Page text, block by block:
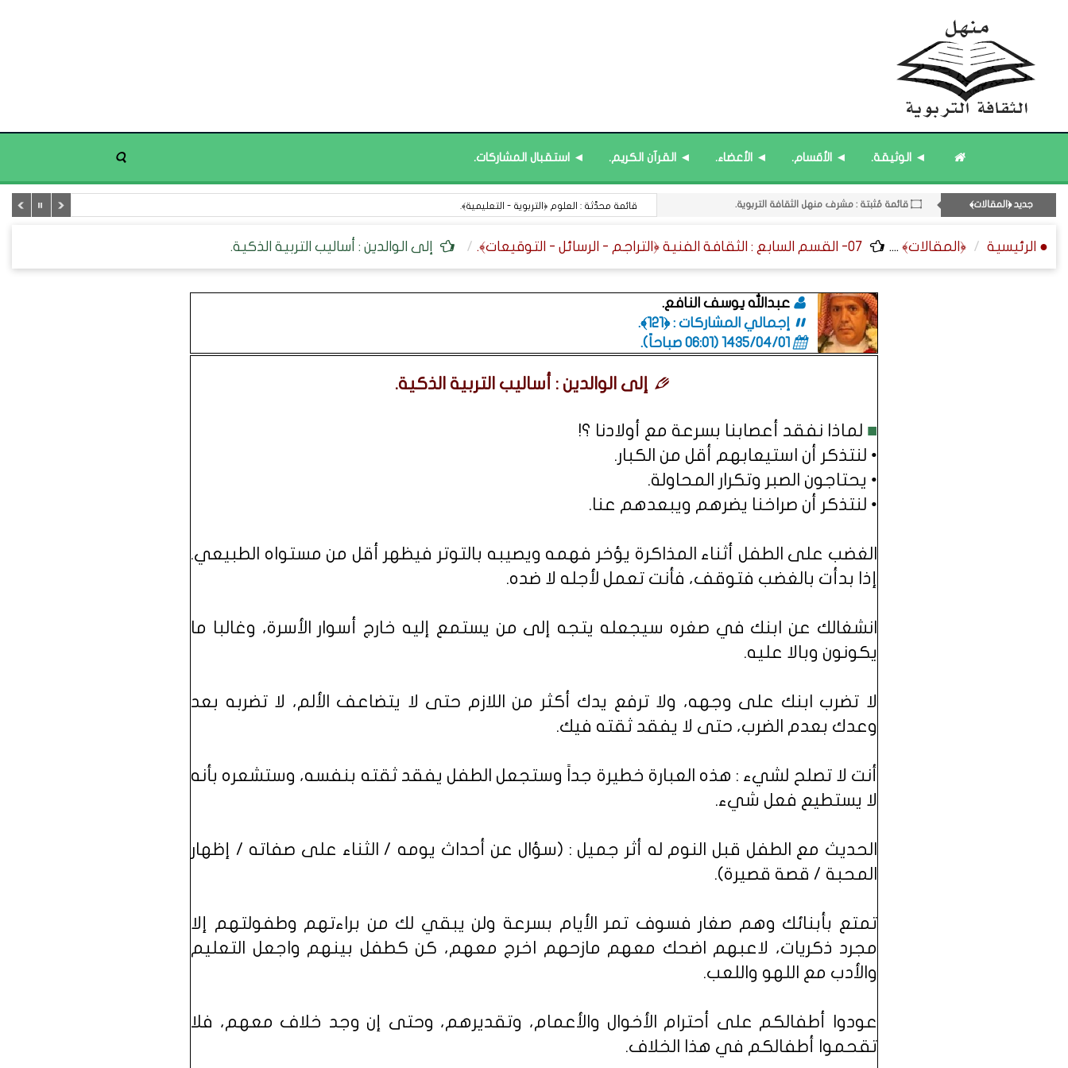
◄ الوثيقة. ◄ الأقسام. ◄ الأعضاء. ◄ القرآن الكريم. ◄ استقبال المشاركات.
جديد ﴿المقالات﴾
11- القسم الحادي عشر : ﴿اللقاءات الشخصية - الثقافة المتسلسلة﴾.
۝ قائمة مُثبتة : إدارة منهل الثقافة التربوية.
۝ قائمة مُثبتة : مشرف منهل الثقافة التربوية.
۝ قائمة مُحدَّثة : مختارات من المشاركات المُحدَّثة.
قائمة محدَّثة : العلوم ﴿التربوية - التعليمية﴾.
● الرئيسية ﴿المقالات﴾ .... 07- القسم السابع : الثقافة الفنية ﴿التراجم - الرسائل - التوقيعات﴾. إلى الوالدين : أساليب التربية الذكية.
عبدالله يوسف النافع.
إجمالي المشاركات : ﴿121﴾.
1435/04/01 (06:01 صباحاً)
.
إلى الوالدين : أساليب التربية الذكية.
■ لماذا نفقد أعصابنا بسرعة مع أولادنا ؟!
‏• لنتذكر أن استيعابهم أقل من الكبار.
‏• يحتاجون الصبر وتكرار المحاولة.
‏‏• لنتذكر أن صراخنا يضرهم ويبعدهم عنا.
الغضب على الطفل أثناء المذاكرة يؤخر فهمه ويصيبه بالتوتر فيظهر أقل من مستواه الطبيعي.
إذا بدأت بالغضب فتوقف، فأنت تعمل لأجله لا ضده.
‏انشغالك عن ابنك في صغره سيجعله يتجه إلى من يستمع إليه خارج أسوار الأسرة، وغالبا ما
يكونون وبالا عليه.
‏لا تضرب ابنك على وجهه، ولا ترفع يدك أكثر من اللازم حتى لا يتضاعف الألم، لا تضربه بعد
وعدك بعدم الضرب، حتى لا يفقد ثقته فيك.
‏أنت لا تصلح لشيء : هذه العبارة خطيرة جداً وستجعل الطفل يفقد ثقته بنفسه، وستشعره بأنه
لا يستطيع فعل شيء.
‏الحديث مع الطفل قبل النوم له أثر جميل : (سؤال عن أحداث يومه / ‏الثناء على صفاته / ‏إظهار
المحبة / ‏قصة قصيرة).
تمتع بأبنائك وهم صغار فسوف تمر الأيام بسرعة ولن يبقي لك من براءتهم وطفولتهم إلا
مجرد ذكريات، لاعبهم اضحك معهم مازحهم اخرج معهم، كن كطفل بينهم واجعل التعليم
والأدب مع اللهو واللعب.
عودوا أطفالكم على أحترام الأخوال والأعمام، وتقديرهم، وحتى إن وجد خلاف معهم، فلا
تقحموا أطفالكم في هذا الخلاف.